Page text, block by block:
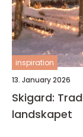
inspiration
13. January 2026
Skigard:
landskapet